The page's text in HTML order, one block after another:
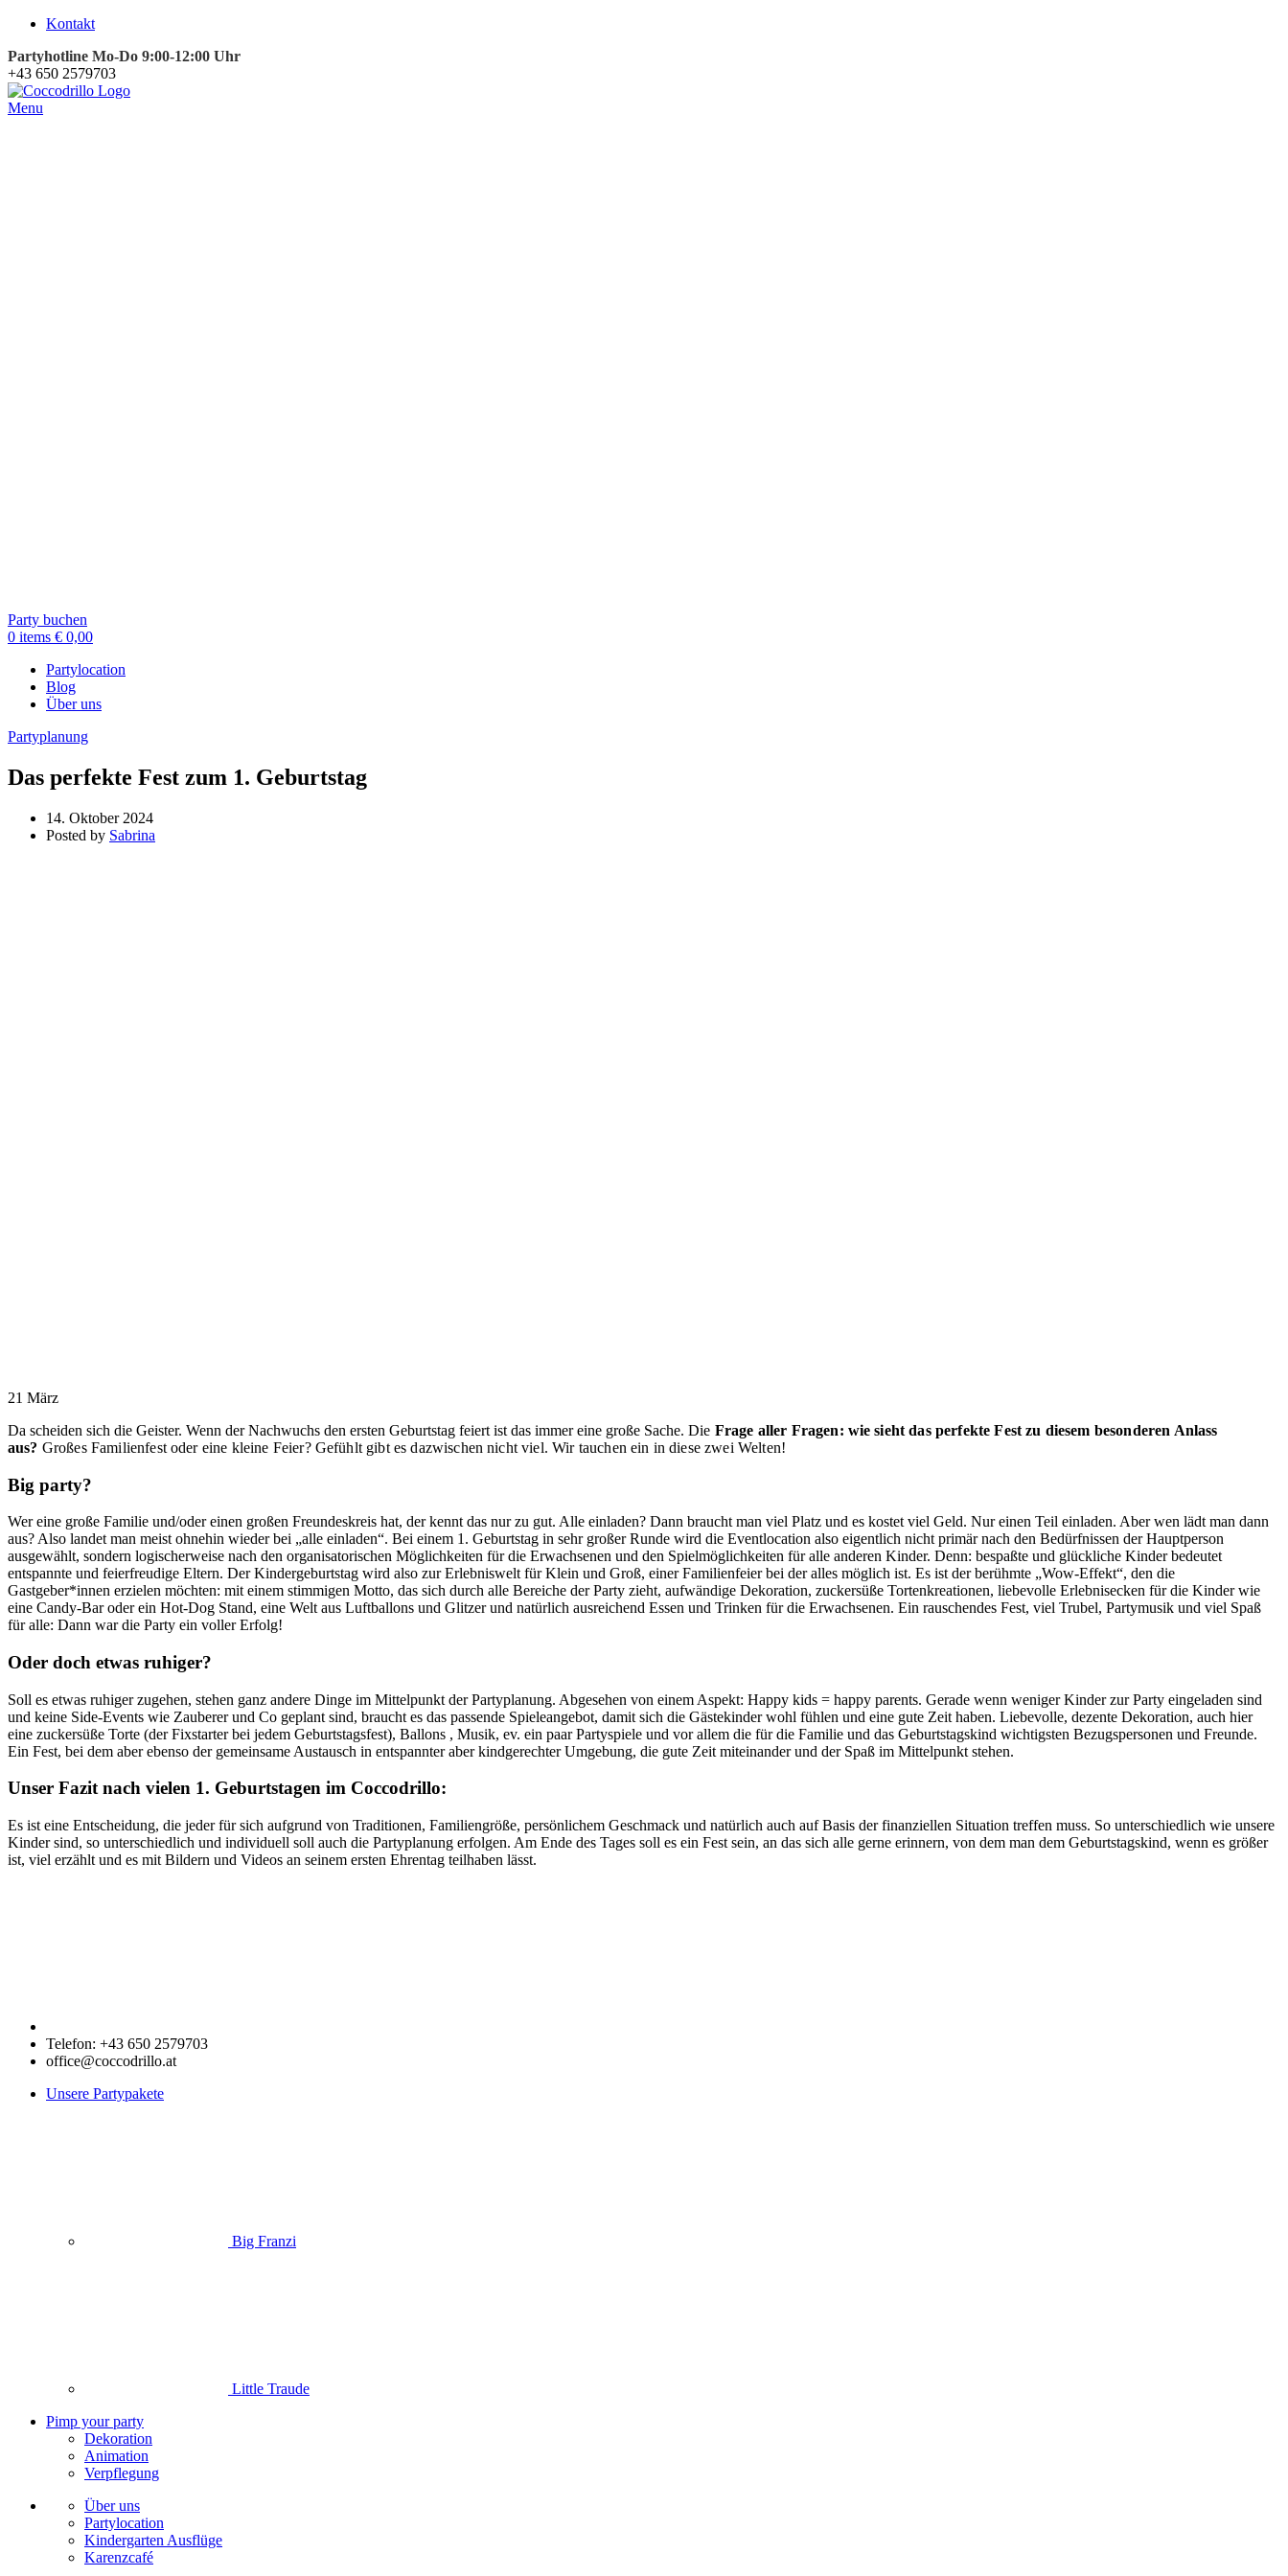
Kontakt
Partyhotline Mo-Do 9:00-12:00 Uhr
+43 650 2579703
Menu
Party buchen
0 items € 0,00
Partylocation
Blog
Über uns
Partyplanung
Das perfekte Fest zum 1. Geburtstag
14. Oktober 2024
Posted by Sabrina
21 März
Da scheiden sich die Geister. Wenn der Nachwuchs den ersten Geburtstag feiert ist das immer eine große Sache. Die Frage aller Fragen: wie sieht das perfekte Fest zu diesem besonderen Anlass
aus? Großes Familienfest oder eine kleine Feier? Gefühlt gibt es dazwischen nicht viel. Wir tauchen ein in diese zwei Welten!
Big party?
Wer eine große Familie und/oder einen großen Freundeskreis hat, der kennt das nur zu gut. Alle einladen? Dann braucht man viel Platz und es kostet viel Geld. Nur einen Teil einladen. Aber wen lädt man dann
aus? Also landet man meist ohnehin wieder bei „alle einladen“. Bei einem 1. Geburtstag in sehr großer Runde wird die Eventlocation also eigentlich nicht primär nach den Bedürfnissen der Hauptperson
ausgewählt, sondern logischerweise nach den organisatorischen Möglichkeiten für die Erwachsenen und den Spielmöglichkeiten für alle anderen Kinder. Denn: bespaßte und glückliche Kinder bedeutet
entspannte und feierfreudige Eltern. Der Kindergeburtstag wird also zur Erlebniswelt für Klein und Groß, einer Familienfeier bei der alles möglich ist. Es ist der berühmte „Wow-Effekt“, den die
Gastgeber*innen erzielen möchten: mit einem stimmigen Motto, das sich durch alle Bereiche der Party zieht, aufwändige Dekoration, zuckersüße Tortenkreationen, liebevolle Erlebnisecken für die Kinder wie
eine Candy-Bar oder ein Hot-Dog Stand, eine Welt aus Luftballons und Glitzer und natürlich ausreichend Essen und Trinken für die Erwachsenen. Ein rauschendes Fest, viel Trubel, Partymusik und viel Spaß
für alle: Dann war die Party ein voller Erfolg!
Oder doch etwas ruhiger?
Soll es etwas ruhiger zugehen, stehen ganz andere Dinge im Mittelpunkt der Partyplanung. Abgesehen von einem Aspekt: Happy kids = happy parents. Gerade wenn weniger Kinder zur Party eingeladen sind
und keine Side-Events wie Zauberer und Co geplant sind, braucht es das passende Spieleangebot, damit sich die Gästekinder wohl fühlen und eine gute Zeit haben. Liebevolle, dezente Dekoration, auch hier
eine zuckersüße Torte (der Fixstarter bei jedem Geburtstagsfest), Ballons , Musik, ev. ein paar Partyspiele und vor allem die für die Familie und das Geburtstagskind wichtigsten Bezugspersonen und Freunde.
Ein Fest, bei dem aber ebenso der gemeinsame Austausch in entspannter aber kindgerechter Umgebung, die gute Zeit miteinander und der Spaß im Mittelpunkt stehen.
Unser Fazit nach vielen 1. Geburtstagen im Coccodrillo:
Es ist eine Entscheidung, die jeder für sich aufgrund von Traditionen, Familiengröße, persönlichem Geschmack und natürlich auch auf Basis der finanziellen Situation treffen muss. So unterschiedlich wie unsere
Kinder sind, so unterschiedlich und individuell soll auch die Partyplanung erfolgen. Am Ende des Tages soll es ein Fest sein, an das sich alle gerne erinnern, von dem man dem Geburtstagskind, wenn es größer
ist, viel erzählt und es mit Bildern und Videos an seinem ersten Ehrentag teilhaben lässt.
Telefon: +43 650 2579703
office@coccodrillo.at
Unsere Partypakete
Big Franzi
Little Traude
Pimp your party
Dekoration
Animation
Verpflegung
Über uns
Partylocation
Kindergarten Ausflüge
Karenzcafé